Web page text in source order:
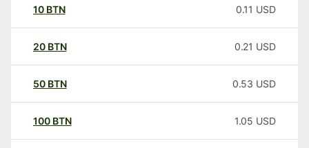
10 BTN 0.11 USD
20 BTN 0.21 USD
50 BTN 0.53 USD
100 BTN 1.05 USD